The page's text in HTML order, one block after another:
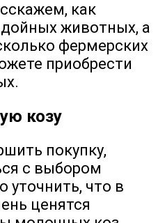
как
животных, а
фермерских
приобрести
козу
покупку,
с выбором
что в
ценятся